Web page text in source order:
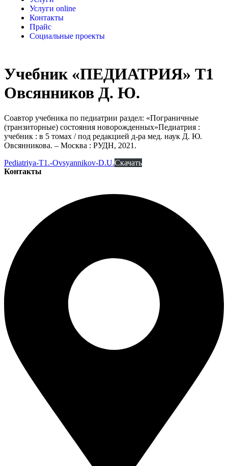
Услуги online
Контакты
Прайс
Социальные проекты
Учебник «ПЕДИАТРИЯ» Т1
Овсянников Д. Ю.
Соавтор учебника по педиатрии раздел: «Пограничные
(транзиторные) состояния новорожденных»Педиатрия :
учебник : в 5 томах / под редакцией д-ра мед. наук Д. Ю.
Овсянникова. – Москва : РУДН, 2021.
Pediatriya-T1.-Ovsyannikov-D.U.Скачать
Контакты